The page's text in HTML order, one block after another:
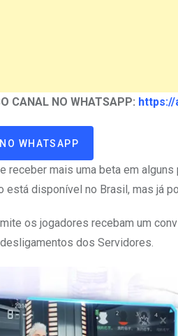
CANAL NO WHATSAPP: https://
WHATSAPP
receber mais uma beta em
está disponível no Brasil, mas já
os jogadores recebam um
dos Servidores.